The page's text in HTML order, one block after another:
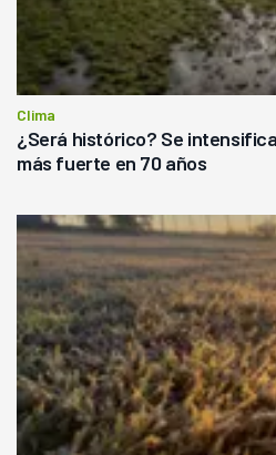
Clima
¿Será histórico? Se
más fuerte en 70 años